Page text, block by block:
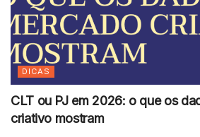
DICAS
CLT ou PJ em 2026: o que os
criativo mostram